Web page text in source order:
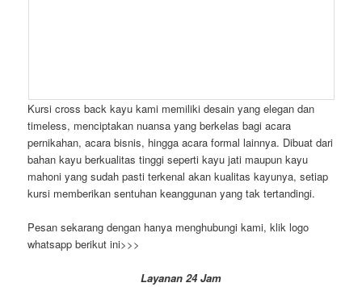
Kursi cross back kayu kami memiliki desain yang elegan dan
timeless, menciptakan nuansa yang berkelas bagi acara
pernikahan, acara bisnis, hingga acara formal lainnya. Dibuat dari
bahan kayu berkualitas tinggi seperti kayu jati maupun kayu
mahoni yang sudah pasti terkenal akan kualitas kayunya, setiap
kursi memberikan sentuhan keanggunan yang tak tertandingi.
Pesan sekarang dengan hanya menghubungi kami, klik logo
whatsapp berikut ini>>>
Layanan 24 Jam